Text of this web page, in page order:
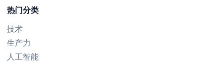
热门分类
技术
生产力
人工智能